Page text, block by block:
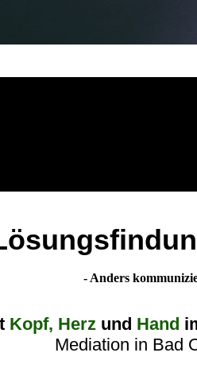
- Anders
Kopf, Herz und Hand
Mediation in Bad